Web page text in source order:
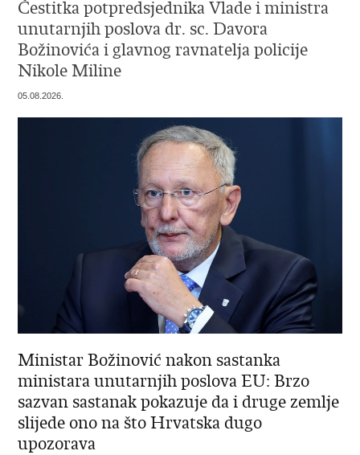
Čestitka potpredsjednika Vlade i ministra
unutarnjih poslova dr. sc. Davora
Božinovića i glavnog ravnatelja policije
Nikole Miline
05.08.2026.
Ministar Božinović nakon sastanka
ministara unutarnjih poslova EU: Brzo
sazvan sastanak pokazuje da i druge zemlje
slijede ono na što Hrvatska dugo
upozorava